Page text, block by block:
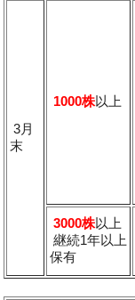
3月
末
1000株以上
3000株以上
継続1年以上
保有